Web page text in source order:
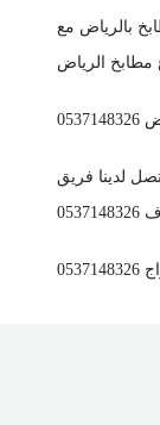
بالرياض مع
مطابخ الرياض
لدينا فريق